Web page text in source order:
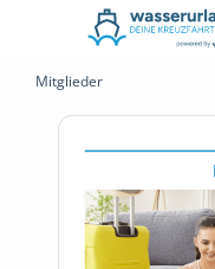
Mitglieder